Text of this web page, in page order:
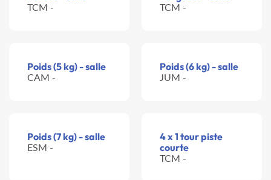
TCM - TCM -
Poids (5 kg) - salle
CAM -
Poids (6 kg) - salle
JUM -
Poids (7 kg) - salle
ESM -
4 x 1 tour piste
courte
TCM -